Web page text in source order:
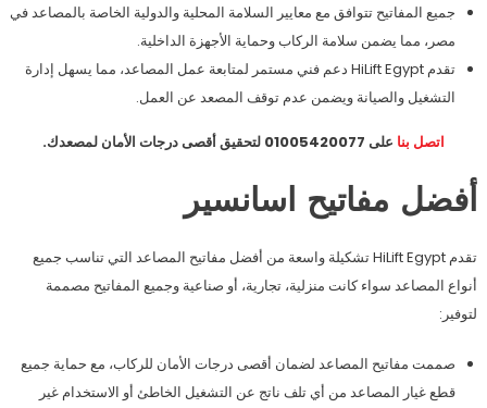
جميع المفاتيح تتوافق مع معايير السلامة المحلية والدولية الخاصة بالمصاعد في
مصر، مما يضمن سلامة الركاب وحماية الأجهزة الداخلية.
تقدم HiLift Egypt دعم فني مستمر لمتابعة عمل المصاعد، مما يسهل إدارة
التشغيل والصيانة ويضمن عدم توقف المصعد عن العمل.
اتصل بنا على 01005420077 لتحقيق أقصى درجات الأمان لمصعدك.
أفضل مفاتيح اسانسير
تقدم HiLift Egypt تشكيلة واسعة من أفضل مفاتيح المصاعد التي تناسب جميع
أنواع المصاعد سواء كانت منزلية، تجارية، أو صناعية وجميع المفاتيح مصممة
لتوفير:
صممت مفاتيح المصاعد لضمان أقصى درجات الأمان للركاب، مع حماية جميع
قطع غيار المصاعد من أي تلف ناتج عن التشغيل الخاطئ أو الاستخدام غير